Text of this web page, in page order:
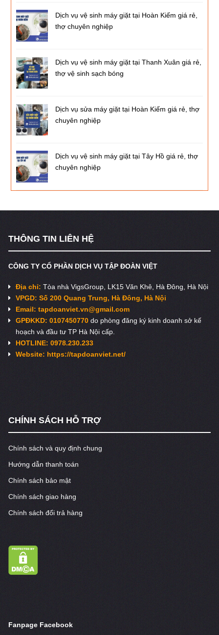
Dịch vụ vệ sinh máy giặt tại Hoàn Kiếm giá rẻ,
thợ chuyên nghiệp
Dịch vụ vệ sinh máy giặt tại Thanh Xuân giá rẻ,
thợ vệ sinh sạch bóng
Dịch vụ sửa máy giặt tại Hoàn Kiếm giá rẻ, thợ
chuyên nghiệp
Dịch vụ vệ sinh máy giặt tại Tây Hồ giá rẻ, thợ
chuyên nghiệp
THÔNG TIN LIÊN HỆ
CÔNG TY CỔ PHẦN DỊCH VỤ TẬP ĐOÀN VIỆT
Địa chỉ:Tòa nhà VigsGroup, LK15 Văn Khê, Hà Đông, Hà Nội
VPGD: Số 200 Quang Trung, Hà Đông, Hà Nội
Email:tapdoanviet.vn@gmail.com
GPĐKKD: 0107450770do phòng đăng ký kinh doanh sở kế
hoạch và đầu tư TP Hà Nội cấp.
HOTLINE: 0978.230.233
Website: https://tapdoanviet.net/
CHÍNH SÁCH HỖ TRỢ
Chính sách và quy định chung
Hướng dẫn thanh toán
Chính sách bảo mật
Chính sách giao hàng
Chính sách đổi trả hàng
Fanpage Facebook